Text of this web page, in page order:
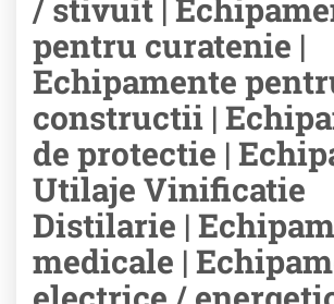
/ stivuit |
pentru curatenie |
Echipamente
constructii |
de protectie |
Utilaje Vinificatie
Distilarie |
medicale |